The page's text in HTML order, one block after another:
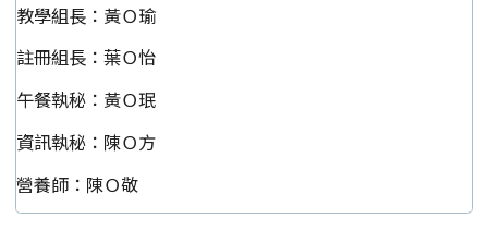
教學組長：黃Ｏ瑜
註冊組長：葉Ｏ怡
午餐執秘：黃Ｏ珉
資訊執秘：陳Ｏ方
營養師：陳Ｏ敬